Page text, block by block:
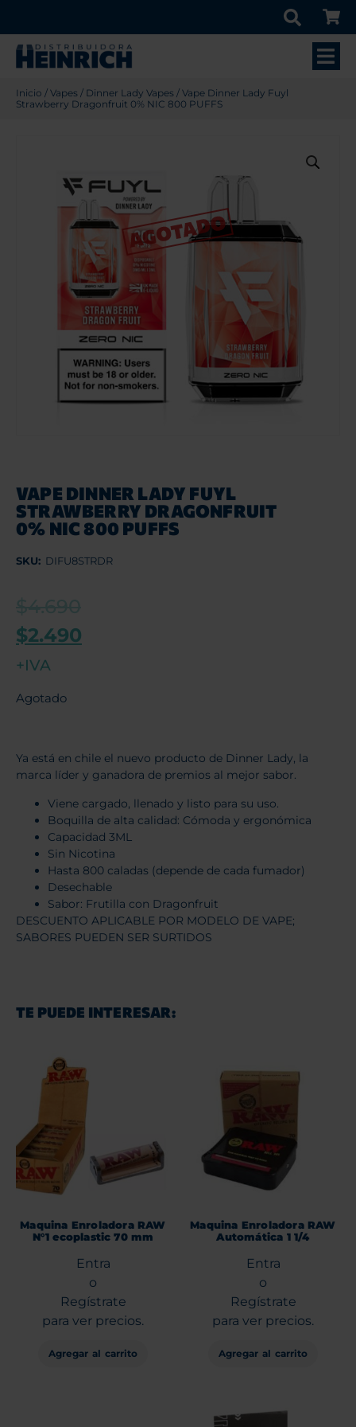
Inicio / Vapes / Dinner Lady Vapes / Vape Dinner Lady Fuyl
Strawberry Dragonfruit 0% NIC 800 PUFFS
VAPE DINNER LADY FUYL
STRAWBERRY DRAGONFRUIT
0% NIC 800 PUFFS
SKU: DIFU8STRDR
$2.490
+IVA
Agotado
Ya está en chile el nuevo producto de Dinner Lady, la
marca líder y ganadora de premios al mejor sabor.
Viene cargado, llenado y listo para su uso.
Boquilla de alta calidad: Cómoda y ergonómica
Capacidad 3ML
Sin Nicotina
Hasta 800 caladas (depende de cada fumador)
Desechable
Sabor: Frutilla con Dragonfruit
DESCUENTO APLICABLE POR MODELO DE VAPE;
SABORES PUEDEN SER SURTIDOS
TE PUEDE INTERESAR:
Maquina Enroladora RAW
N°1 ecoplastic 70 mm
Entra
o
Regístrate
para ver precios.
Agregar al carrito
Maquina Enroladora RAW
Automática 1 1/4
Entra
o
Regístrate
para ver precios.
Agregar al carrito